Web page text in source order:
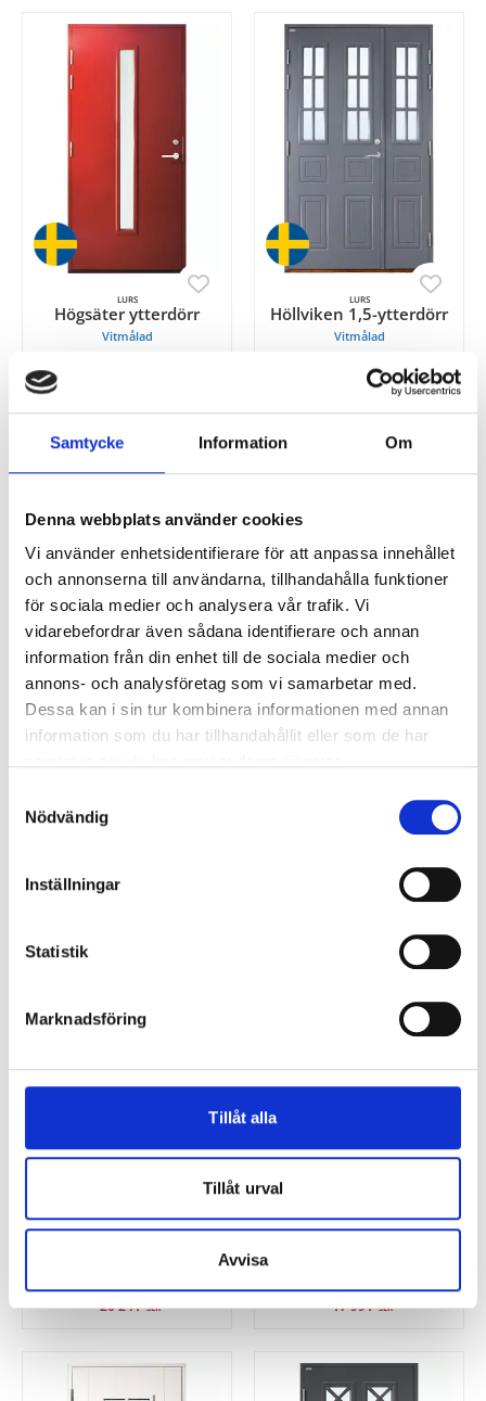
Samtycke Information Om
Denna webbplats använder cookies
Vi använder enhetsidentifierare för att anpassa innehållet
och annonserna till användarna, tillhandahålla funktioner
för sociala medier och analysera vår trafik. Vi
vidarebefordrar även sådana identifierare och annan
information från din enhet till de sociala medier och
annons- och analysföretag som vi samarbetar med.
Dessa kan i sin tur kombinera informationen med annan
information som du har tillhandahållit eller som de har
Nödvändig
Inställningar
Statistik
Marknadsföring
Tillåt alla
Tillåt urval
Avvisa
LURS
Högsäter ytterdörr
Vitmålad
16 191SEK
LURS
Höllviken 1,5-ytterdörr
Vitmålad
36 441SEK
Vitmålad
20 241SEK
Vitmålad
17 991SEK